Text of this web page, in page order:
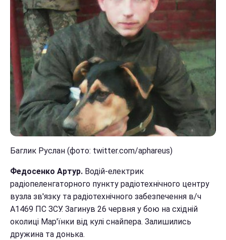
Баглик Руслан (фото: twitter.com/aphareus)
Федосенко Артур. Водій-електрик
радіопеленгаторного пункту радіотехнічного центру
вузла зв'язку та радіотехнічного забезпечення в/ч
А1469 ПС ЗСУ. Загинув 26 червня у бою на східній
околиці Мар'їнки від кулі снайпера. Залишились
дружина та донька.